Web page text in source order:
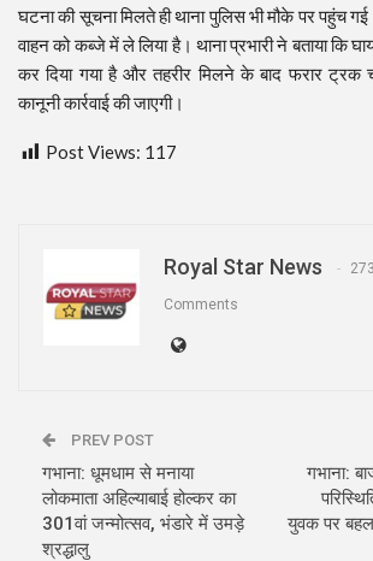
घटना की सूचना मिलते ही थाना पुलिस भी मौके पर पहुंच
वाहन को कब्जे में ले लिया है। थाना प्रभारी ने बताया कि
कर दिया गया है और तहरीर मिलने के बाद फरार
कानूनी कार्रवाई की जाएगी।
Post Views: 117
Royal Star News
Comments
PREV POST
गभाना: धूमधाम से मनाया
लोकमाता अहिल्याबाई होल्कर का
301वां जन्मोत्सव, भंडारे में उमड़े
श्रद्धालु
गभाना:
युवक पर